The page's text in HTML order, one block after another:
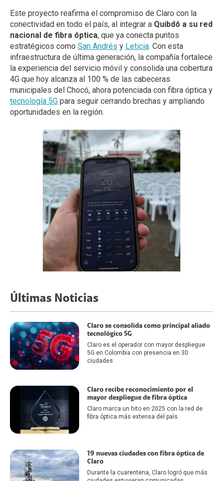
Este proyecto reafirma el compromiso de Claro con la
conectividad en todo el país, al integrar a Quibdó a su red
nacional de fibra óptica, que ya conecta puntos
estratégicos como San Andrés y Leticia. Con esta
infraestructura de última generación, la compañía fortalece
la experiencia del servicio móvil y consolida una cobertura
4G que hoy alcanza al 100 % de las cabeceras
municipales del Chocó, ahora potenciada con fibra óptica y
tecnología 5G para seguir cerrando brechas y ampliando
oportunidades en la región.
Últimas Noticias
Claro se consolida como principal aliado
tecnológico 5G
Claro es el operador con mayor despliegue
5G en Colombia con presencia en 30
ciudades
Claro recibe reconocimiento por el
mayor despliegue de fibra óptica
Claro marca un hito en 2025 con la red de
fibra óptica más extensa del país.
19 nuevas ciudades con fibra óptica de
Claro
Durante la cuarentena, Claro logró que más